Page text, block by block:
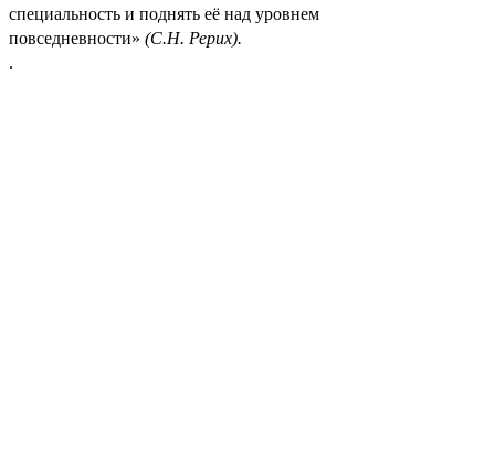
специальность и поднять её над уровнем
повседневности» (С.Н. Рерих).
.